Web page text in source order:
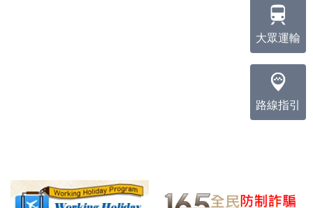
大眾運輸
路線指引